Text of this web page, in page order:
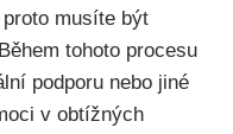
musíte být
tohoto procesu
podporu nebo jiné
v obtížných